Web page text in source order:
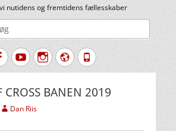
nutidens og fremtidens fællesskaber
FacebookYouTubeInstagram
Website
Tlf.
BANEN 2019
Forfatter
Dan Riis